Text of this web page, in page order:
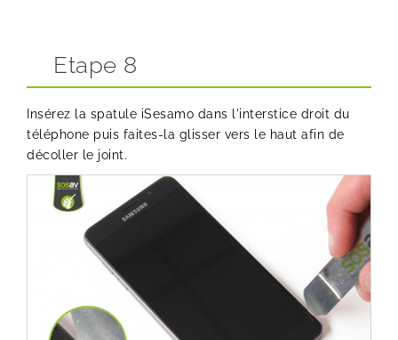
Etape 8
Insérez la spatule iSesamo dans l'interstice droit du
téléphone puis faites-la glisser vers le haut afin de
décoller le joint.